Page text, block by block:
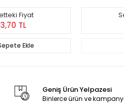
Fiyat
TL
Yok
Geniş Ürün Yelpazesi
Binlerce ürün ve